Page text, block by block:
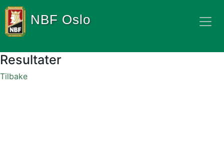
NBF Oslo
Resultater
Tilbake